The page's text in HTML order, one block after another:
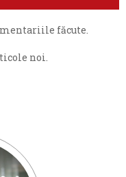
făcute.
noi.